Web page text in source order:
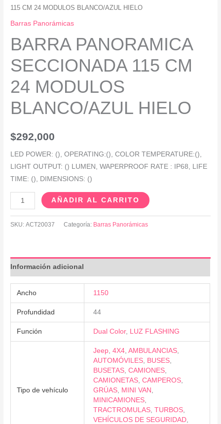
115 CM 24 MODULOS BLANCO/AZUL HIELO
Barras Panorámicas
BARRA PANORAMICA
SECCIONADA 115 CM
24 MODULOS
BLANCO/AZUL HIELO
$292,000
LED POWER: (), OPERATING:(), COLOR TEMPERATURE:(),
LIGHT OUTPUT: () LUMEN, WAPERPROOF RATE : IP68, LIFE
TIME: (), DIMENSIONS: ()
AÑADIR AL CARRITO
SKU:ACT20037 Categoría: Barras Panorámicas
Información adicional
Ancho 1150
Profundidad 44
Función Dual Color, LUZ FLASHING
Tipo de vehículo
Jeep ,4X4 ,AMBULANCIAS
AUTOMÓVILES BUSES
BUSETAS ,CAMIONES
CAMIONETAS ,CAMPEROS
GRÚAS MINI VAN
MINICAMIONES
TRACTROMULAS ,TURBOS
VEHÍCULOS DE SEGURIDAD